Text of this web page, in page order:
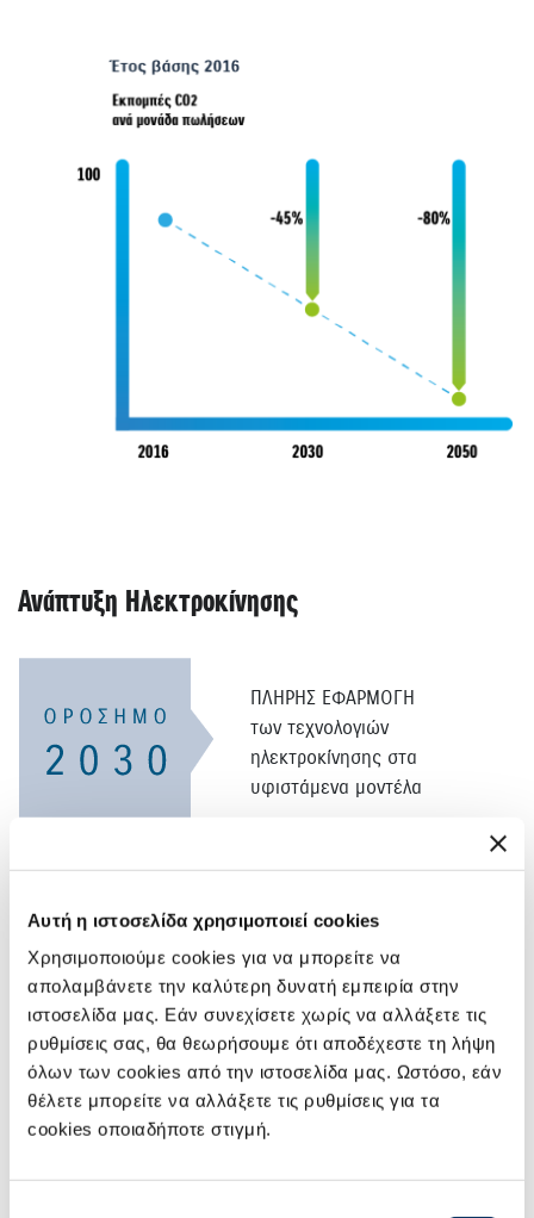
Αυτή η ιστοσελίδα χρησιμοποιεί cookies
Χρησιμοποιούμε cookies για να μπορείτε να
απολαμβάνετε την καλύτερη δυνατή εμπειρία στην
ιστοσελίδα μας. Εάν συνεχίσετε χωρίς να αλλάξετε τις
ρυθμίσεις σας, θα θεωρήσουμε ότι αποδέχεστε τη λήψη
όλων των cookies από την ιστοσελίδα μας. Ωστόσο, εάν
θέλετε μπορείτε να αλλάξετε τις ρυθμίσεις για τα
cookies οποιαδήποτε στιγμή.
Ανάπτυξη Ηλεκτροκίνησης
ΠΛΗΡΗΣ ΕΦΑΡΜΟΓΗ
των τεχνολογιών
ηλεκτροκίνησης στα
υφιστάμενα μοντέλα
ΑΝΑΠΤΥΞΗ ΝΕΩΝ
ηλεκτροκίνητων μοντέλων